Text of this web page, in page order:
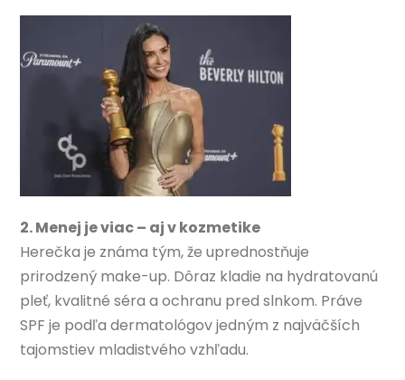
2. Menej je viac – aj v kozmetike
Herečka je známa tým, že uprednostňuje
prirodzený make-up. Dôraz kladie na hydratovanú
pleť, kvalitné séra a ochranu pred slnkom. Práve
SPF je podľa dermatológov jedným z najväčších
tajomstiev mladistvého vzhľadu.